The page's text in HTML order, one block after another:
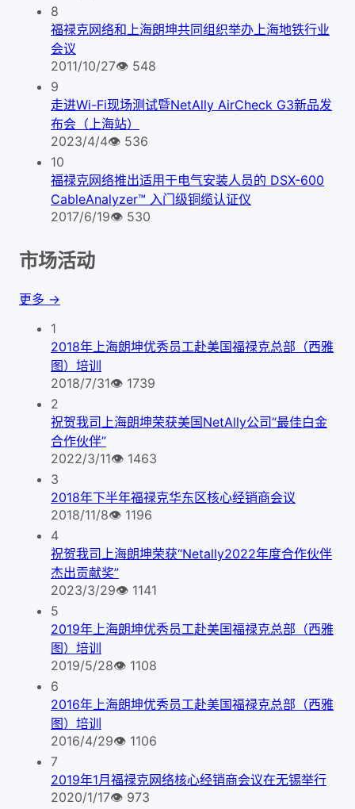
8
福禄克网络和上海朗坤共同组织举办上海地铁行业
会议
2011/10/27👁 548
9
走进Wi-Fi现场测试暨NetAlly AirCheck G3新品发
布会（上海站）
2023/4/4👁 536
10
福禄克网络推出适用于电气安装人员的 DSX-600
CableAnalyzer™ 入门级铜缆认证仪
2017/6/19👁 530
市场活动
更多 →
1
2018年上海朗坤优秀员工赴美国福禄克总部（西雅
图）培训
2018/7/31👁 1739
2
祝贺我司上海朗坤荣获美国NetAlly公司“最佳白金
合作伙伴”
2022/3/11👁 1463
3
2018年下半年福禄克华东区核心经销商会议
2018/11/8👁 1196
4
祝贺我司上海朗坤荣获“Netally2022年度合作伙伴
杰出贡献奖”
2023/3/29👁 1141
5
2019年上海朗坤优秀员工赴美国福禄克总部（西雅
图）培训
2019/5/28👁 1108
6
2016年上海朗坤优秀员工赴美国福禄克总部（西雅
图）培训
2016/4/29👁 1106
7
2019年1月福禄克网络核心经销商会议在无锡举行
2020/1/17👁 973